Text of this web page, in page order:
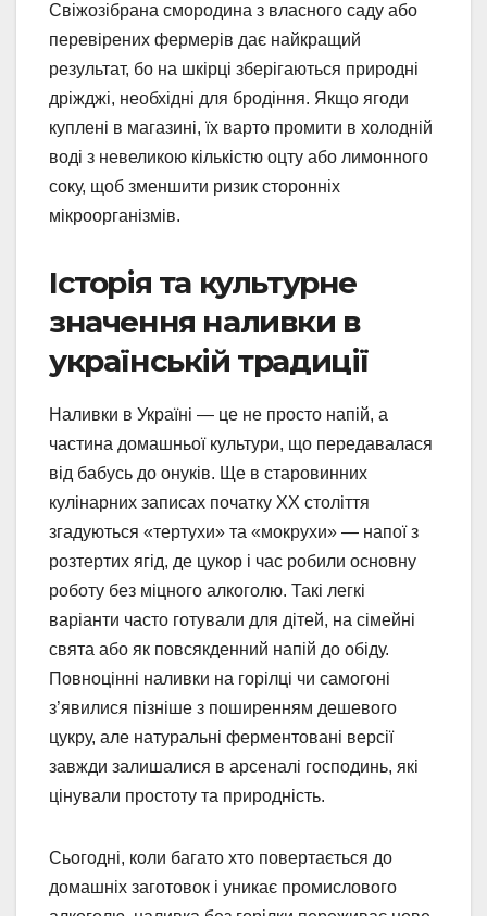
Свіжозібрана смородина з власного саду або
перевірених фермерів дає найкращий
результат, бо на шкірці зберігаються природні
дріжджі, необхідні для бродіння. Якщо ягоди
куплені в магазині, їх варто промити в холодній
воді з невеликою кількістю оцту або лимонного
соку, щоб зменшити ризик сторонніх
мікроорганізмів.
Історія та культурне
значення наливки в
українській традиції
Наливки в Україні — це не просто напій, а
частина домашньої культури, що передавалася
від бабусь до онуків. Ще в старовинних
кулінарних записах початку XX століття
згадуються «тертухи» та «мокрухи» — напої з
розтертих ягід, де цукор і час робили основну
роботу без міцного алкоголю. Такі легкі
варіанти часто готували для дітей, на сімейні
свята або як повсякденний напій до обіду.
Повноцінні наливки на горілці чи самогоні
з’явилися пізніше з поширенням дешевого
цукру, але натуральні ферментовані версії
завжди залишалися в арсеналі господинь, які
цінували простоту та природність.
Сьогодні, коли багато хто повертається до
домашніх заготовок і уникає промислового